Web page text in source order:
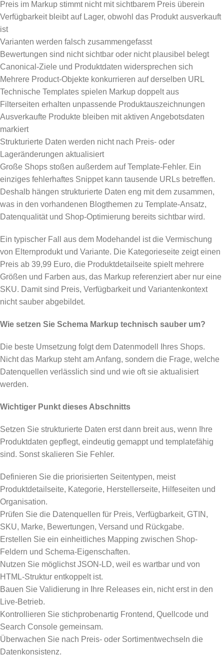
Preis im Markup stimmt nicht mit sichtbarem Preis überein
Verfügbarkeit bleibt auf Lager, obwohl das Produkt ausverkauft
ist
Varianten werden falsch zusammengefasst
Bewertungen sind nicht sichtbar oder nicht plausibel belegt
Canonical-Ziele und Produktdaten widersprechen sich
Mehrere Product-Objekte konkurrieren auf derselben URL
Technische Templates spielen Markup doppelt aus
Filterseiten erhalten unpassende Produktauszeichnungen
Ausverkaufte Produkte bleiben mit aktiven Angebotsdaten
markiert
Strukturierte Daten werden nicht nach Preis- oder
Lageränderungen aktualisiert
Große Shops stoßen außerdem auf Template-Fehler. Ein
einziges fehlerhaftes Snippet kann tausende URLs betreffen.
Deshalb hängen strukturierte Daten eng mit dem zusammen,
was in den vorhandenen Blogthemen zu Template-Ansatz,
Datenqualität und Shop-Optimierung bereits sichtbar wird.
Ein typischer Fall aus dem Modehandel ist die Vermischung
von Elternprodukt und Variante. Die Kategorieseite zeigt einen
Preis ab 39,99 Euro, die Produktdetailseite spielt mehrere
Größen und Farben aus, das Markup referenziert aber nur eine
SKU. Damit sind Preis, Verfügbarkeit und Variantenkontext
nicht sauber abgebildet.
Wie setzen Sie Schema Markup technisch sauber um?
Die beste Umsetzung folgt dem Datenmodell Ihres Shops.
Nicht das Markup steht am Anfang, sondern die Frage, welche
Datenquellen verlässlich sind und wie oft sie aktualisiert
werden.
Wichtiger Punkt dieses Abschnitts
Setzen Sie strukturierte Daten erst dann breit aus, wenn Ihre
Produktdaten gepflegt, eindeutig gemappt und templatefähig
sind. Sonst skalieren Sie Fehler.
Definieren Sie die priorisierten Seitentypen, meist
Produktdetailseite, Kategorie, Herstellerseite, Hilfeseiten und
Organisation.
Prüfen Sie die Datenquellen für Preis, Verfügbarkeit, GTIN,
SKU, Marke, Bewertungen, Versand und Rückgabe.
Erstellen Sie ein einheitliches Mapping zwischen Shop-
Feldern und Schema-Eigenschaften.
Nutzen Sie möglichst JSON-LD, weil es wartbar und von
HTML-Struktur entkoppelt ist.
Bauen Sie Validierung in Ihre Releases ein, nicht erst in den
Live-Betrieb.
Kontrollieren Sie stichprobenartig Frontend, Quellcode und
Search Console gemeinsam.
Überwachen Sie nach Preis- oder Sortimentwechseln die
Datenkonsistenz.